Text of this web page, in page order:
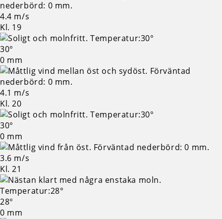
4.4 m/s
Kl. 19
30°
0 mm
4.1 m/s
Kl. 20
30°
0 mm
3.6 m/s
Kl. 21
28°
0 mm